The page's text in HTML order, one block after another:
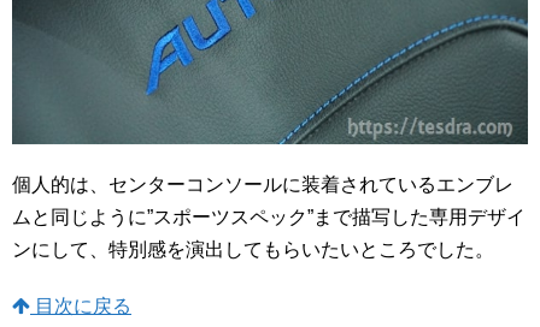
個人的は、センターコンソールに装着されているエンブレ
ムと同じように”スポーツスペック”まで描写した専用デザイ
ンにして、特別感を演出してもらいたいところでした。
目次に戻る